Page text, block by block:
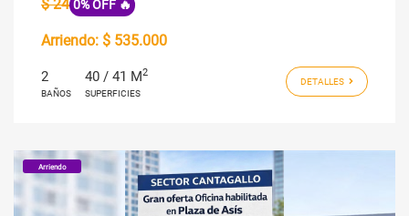
$ 24 0% OFF 🔥
Arriendo: $ 535.000
2
BAÑOS
40 / 41 M2
SUPERFICIES
DETALLES
Arriendo